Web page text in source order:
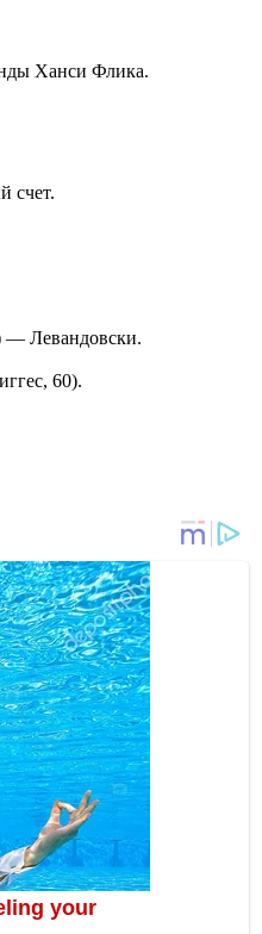
Ханси Флика.
счет.
— Левандовски.
60).